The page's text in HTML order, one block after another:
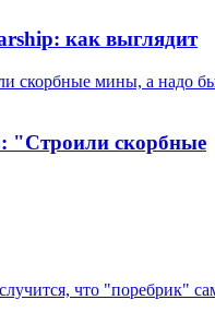
как выглядит
"Строили скорбные